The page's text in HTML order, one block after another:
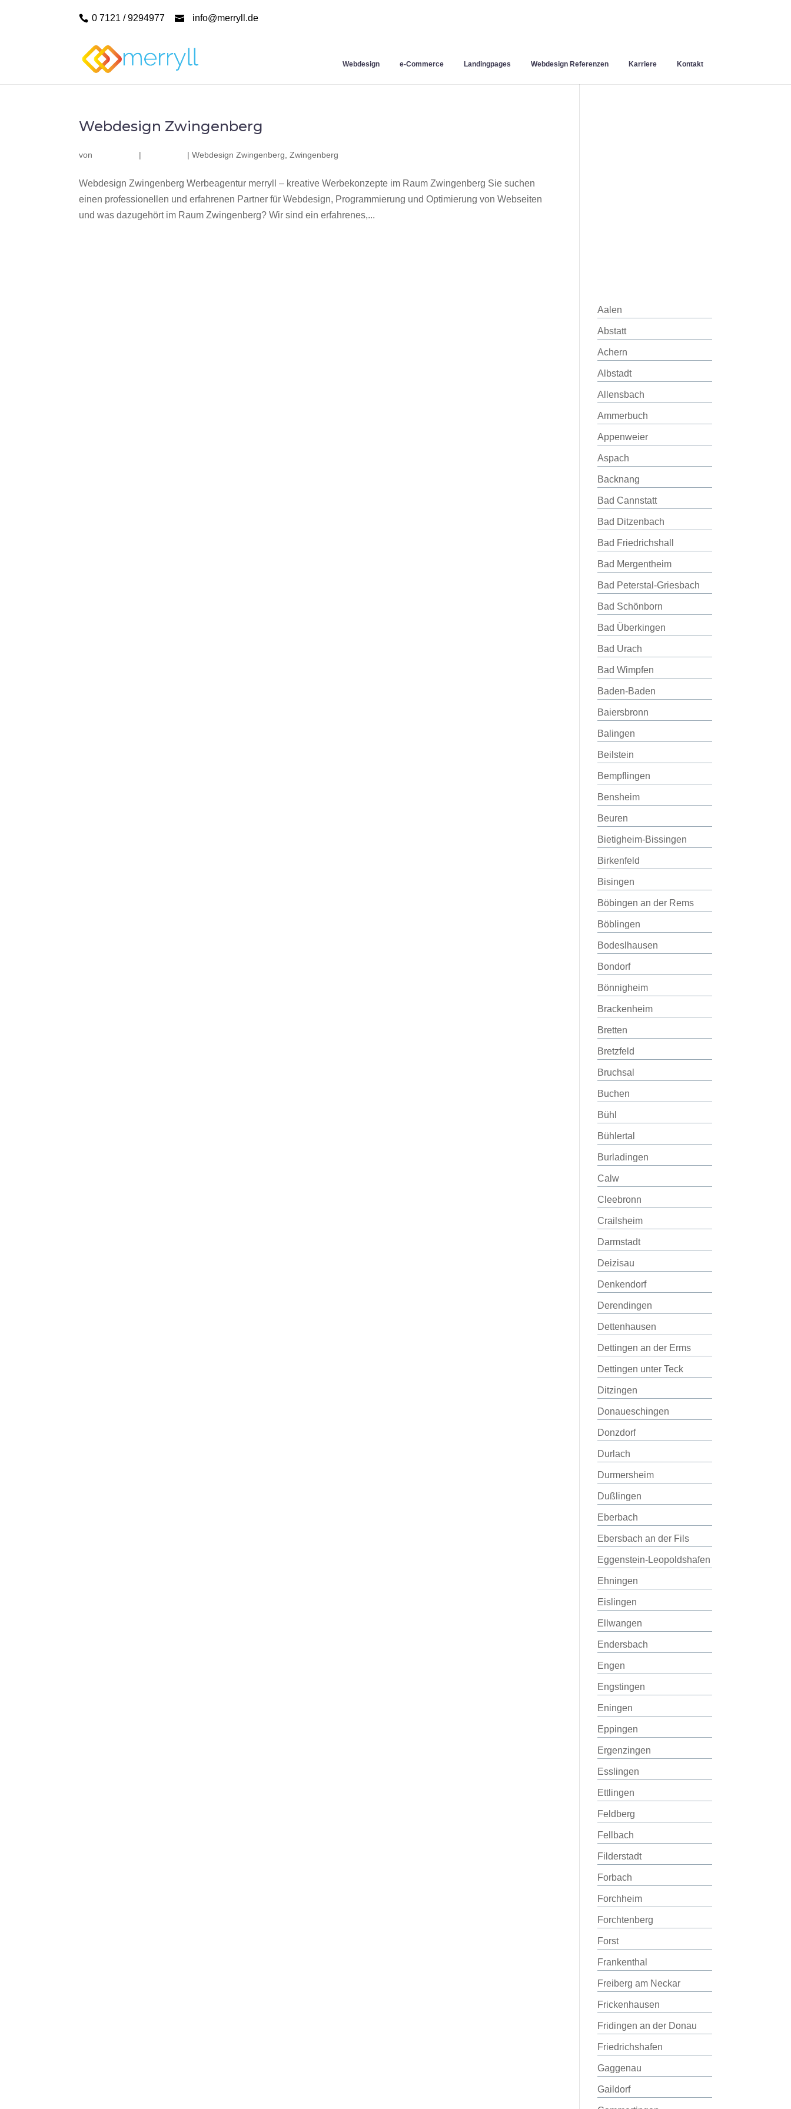
0 7121 / 9294977 info@merryll.de
Webdesign e-Commerce Landingpages Webdesign Referenzen Karriere Kontakt
Webdesign Zwingenberg
von | |Webdesign Zwingenberg ,Zwingenberg
Webdesign Zwingenberg Werbeagentur merryll – kreative Werbekonzepte im Raum Zwingenberg Sie suchen
einen professionellen und erfahrenen Partner für Webdesign, Programmierung und Optimierung von Webseiten
und was dazugehört im Raum Zwingenberg? Wir sind ein erfahrenes,...
Aalen
Abstatt
Achern
Albstadt
Allensbach
Ammerbuch
Appenweier
Aspach
Backnang
Bad Cannstatt
Bad Ditzenbach
Bad Friedrichshall
Bad Mergentheim
Bad Peterstal-Griesbach
Bad Schönborn
Bad Überkingen
Bad Urach
Bad Wimpfen
Baden-Baden
Baiersbronn
Balingen
Beilstein
Bempflingen
Bensheim
Beuren
Bietigheim-Bissingen
Birkenfeld
Bisingen
Böbingen an der Rems
Böblingen
Bodeslhausen
Bondorf
Bönnigheim
Brackenheim
Bretten
Bretzfeld
Bruchsal
Buchen
Bühl
Bühlertal
Burladingen
Calw
Cleebronn
Crailsheim
Darmstadt
Deizisau
Denkendorf
Derendingen
Dettenhausen
Dettingen an der Erms
Dettingen unter Teck
Ditzingen
Donaueschingen
Donzdorf
Durlach
Durmersheim
Dußlingen
Eberbach
Ebersbach an der Fils
Eggenstein-Leopoldshafen
Ehningen
Eislingen
Ellwangen
Endersbach
Engen
Engstingen
Eningen
Eppingen
Ergenzingen
Esslingen
Ettlingen
Feldberg
Fellbach
Filderstadt
Forbach
Forchheim
Forchtenberg
Forst
Frankenthal
Freiberg am Neckar
Frickenhausen
Fridingen an der Donau
Friedrichshafen
Gaggenau
Gaildorf